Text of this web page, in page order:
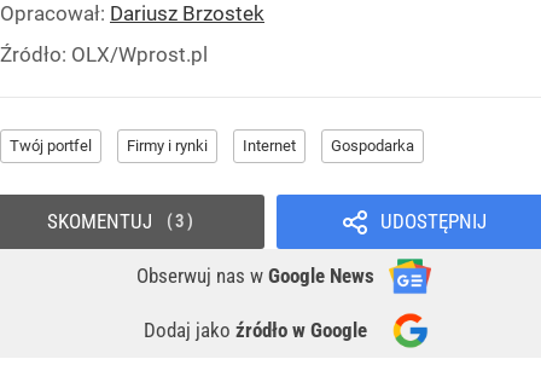
Opracował: Dariusz Brzostek
Źródło: OLX/Wprost.pl
Twój portfel Firmy i rynki Internet Gospodarka
UDOSTĘPNIJ
Obserwuj nas w Google News
Dodaj jako źródło w Google
SKOMENTUJ 3